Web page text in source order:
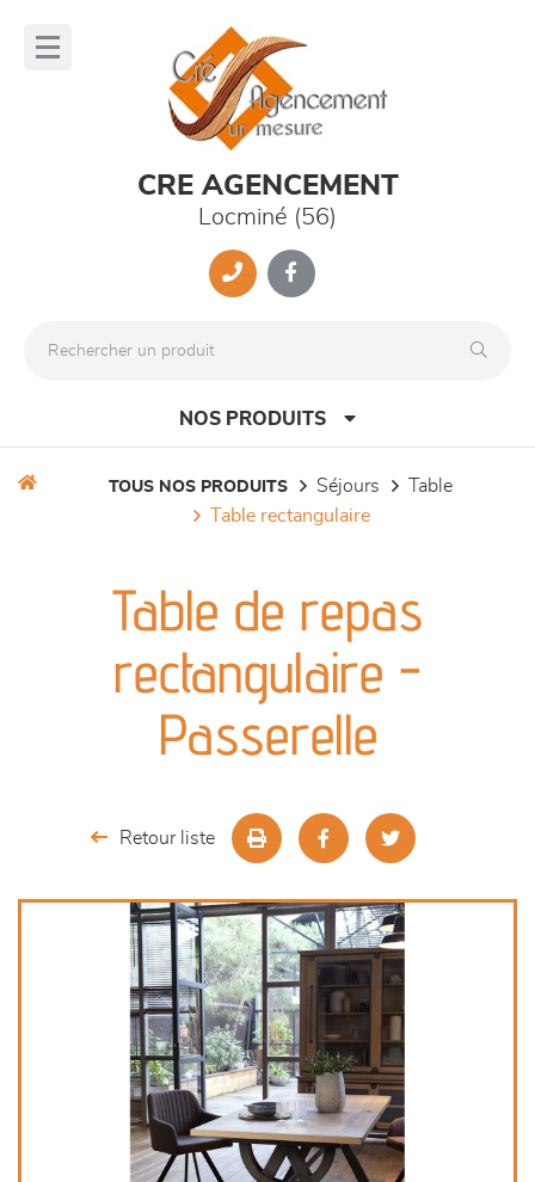
CRE AGENCEMENT
Locminé (56)
NOS PRODUITS
meubles de complément
chambres et dressing
TOUS NOS PRODUITS séjours
table
table rectangulaire
Table de repas
rectangulaire -
Passerelle
Retour liste